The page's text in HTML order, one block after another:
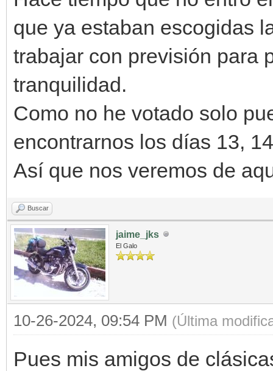
que ya estaban escogidas
trabajar con previsión para
tranquilidad.
Como no he votado solo
encontrarnos los días 13,
Así que nos veremos de
Buscar
jaime_jks
El Galo
10-26-2024, 09:54 PM (Última
Pues mis amigos de